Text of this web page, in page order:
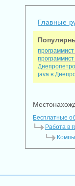
Главные
java в
Бесплатные
Работа в